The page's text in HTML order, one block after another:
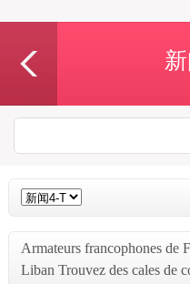
Armateurs francophones de
Liban Trouvez des cales de